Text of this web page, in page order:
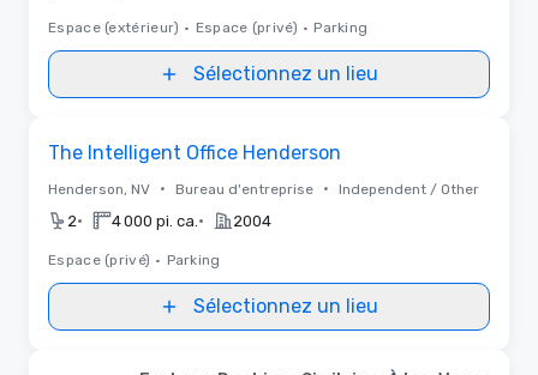
Espace (extérieur) • Espace (privé) • Parking
Sélectionnez un lieu
The Intelligent Office Henderson
Henderson, NV • Bureau d'entreprise • Independent / Other
2• 4 000 pi. ca. • 2004
Espace (privé) • Parking
Sélectionnez un lieu